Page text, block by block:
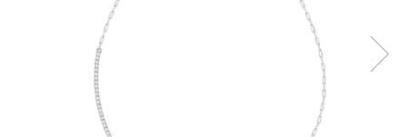
Bijuterii argint placat cu aur
Bijuterii argint cu diverse
Bijuterii argint cu murano
Bijuterii de Lux
Bijuterii gotice si rock
Bijuterii Handmade
Bijuterii fantezie